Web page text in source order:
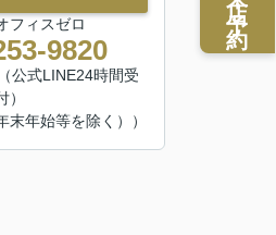
フィスゼロ
9820
公式LINE24時間受
）
末年始等を除く））